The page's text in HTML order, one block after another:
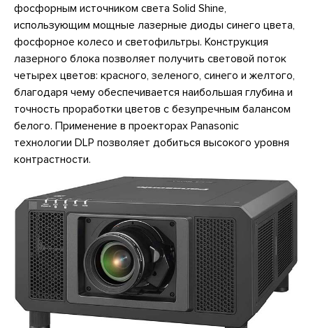
фосфорным источником света Solid Shine,
использующим мощные лазерные диоды синего цвета,
фосфорное колесо и светофильтры. Конструкция
лазерного блока позволяет получить световой поток
четырех цветов: красного, зеленого, синего и желтого,
благодаря чему обеспечивается наибольшая глубина и
точность проработки цветов с безупречным балансом
белого. Применение в проекторах Panasonic
технологии DLP позволяет добиться высокого уровня
контрастности.